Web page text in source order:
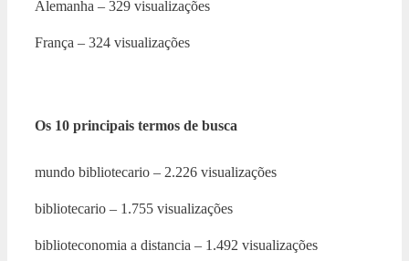
Alemanha – 329 visualizações
França – 324 visualizações
Os 10 principais termos de busca
mundo bibliotecario – 2.226 visualizações
bibliotecario – 1.755 visualizações
biblioteconomia a distancia – 1.492 visualizações